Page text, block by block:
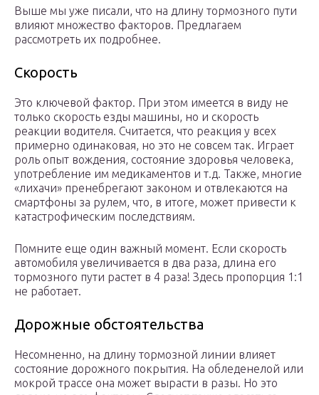
Выше мы уже писали, что на длину тормозного пути
влияют множество факторов. Предлагаем
рассмотреть их подробнее.
Скорость
Это ключевой фактор. При этом имеется в виду не
только скорость езды машины, но и скорость
реакции водителя. Считается, что реакция у всех
примерно одинаковая, но это не совсем так. Играет
роль опыт вождения, состояние здоровья человека,
употребление им медикаментов и т.д. Также, многие
«лихачи» пренебрегают законом и отвлекаются на
смартфоны за рулем, что, в итоге, может привести к
катастрофическим последствиям.
Помните еще один важный момент. Если скорость
автомобиля увеличивается в два раза, длина его
тормозного пути растет в 4 раза! Здесь пропорция 1:1
не работает.
Дорожные обстоятельства
Несомненно, на длину тормозной линии влияет
состояние дорожного покрытия. На обледенелой или
мокрой трассе она может вырасти в разы. Но это